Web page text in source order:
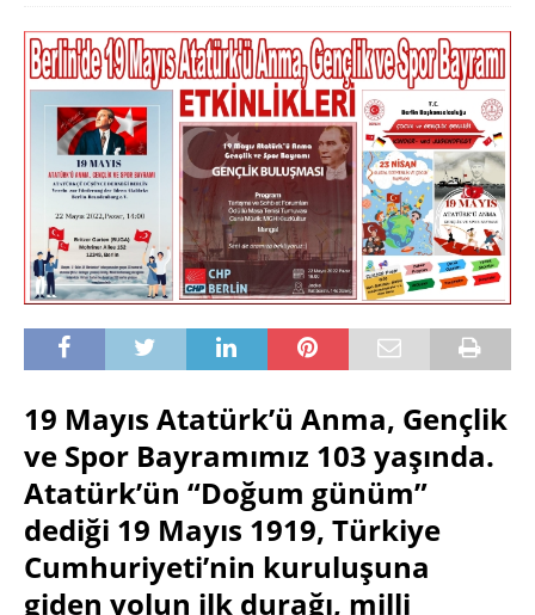
19 Mayıs Atatürk’ü Anma, Gençlik
ve Spor Bayramımız 103 yaşında.
Atatürk’ün “Doğum günüm”
dediği 19 Mayıs 1919, Türkiye
Cumhuriyeti’nin kuruluşuna
giden yolun ilk durağı, milli